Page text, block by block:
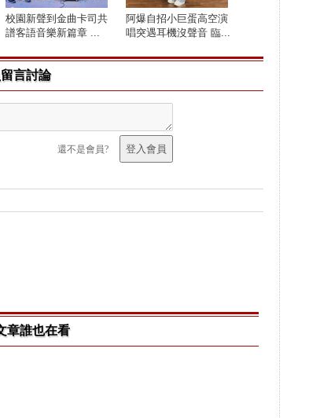
校園新聲到金曲卡司共
譜客語音樂新篇章 ...
阿爆自招小巨蛋高空演
唱突遇耳機沒聲音 臨...
言討論
還不是會員?
章誰也在看